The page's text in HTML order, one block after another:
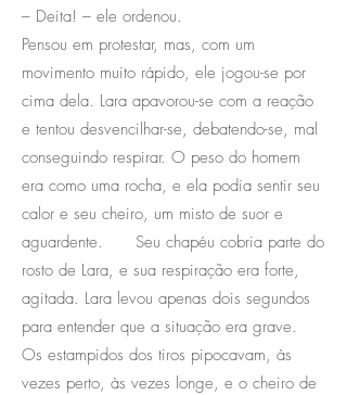
– Deita! – ele ordenou.
Pensou em protestar, mas, com um
movimento muito rápido, ele jogou-se por
cima dela. Lara apavorou-se com a reação
e tentou desvencilhar-se, debatendo-se, mal
conseguindo respirar. O peso do homem
era como uma rocha, e ela podia sentir seu
calor e seu cheiro, um misto de suor e
aguardente. Seu chapéu cobria parte do
rosto de Lara, e sua respiração era forte,
agitada. Lara levou apenas dois segundos
para entender que a situação era grave.
Os estampidos dos tiros pipocavam, às
vezes perto, às vezes longe, e o cheiro de